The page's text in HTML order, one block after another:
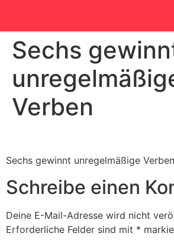
Sechs
Verben
Sechs gewinnt unregelmäßige
Schreibe einen
Deine E-Mail-Adresse wird nicht
Erforderliche Felder sind mit *